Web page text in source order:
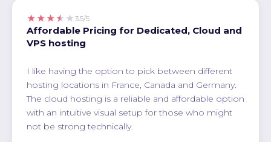
★★★★★ 3.5/5
Affordable Pricing for Dedicated, Cloud and
VPS hosting
I like having the option to pick between different
hosting locations in France, Canada and Germany.
The cloud hosting is a reliable and affordable option
with an intuitive visual setup for those who might
not be strong technically.